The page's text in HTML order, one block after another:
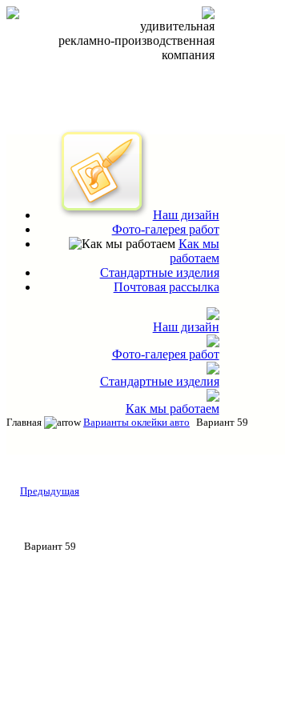
удивительная
рекламно-производственная
компания
Наш дизайн
Фото-галерея работ
Как мы
работаем
Стандартные изделия
Почтовая рассылка
Наш дизайн
Фото-галерея работ
Стандартные изделия
Как мы работаем
Главная Варианты оклейки авто Вариант 59
Предыдущая
Вариант 59